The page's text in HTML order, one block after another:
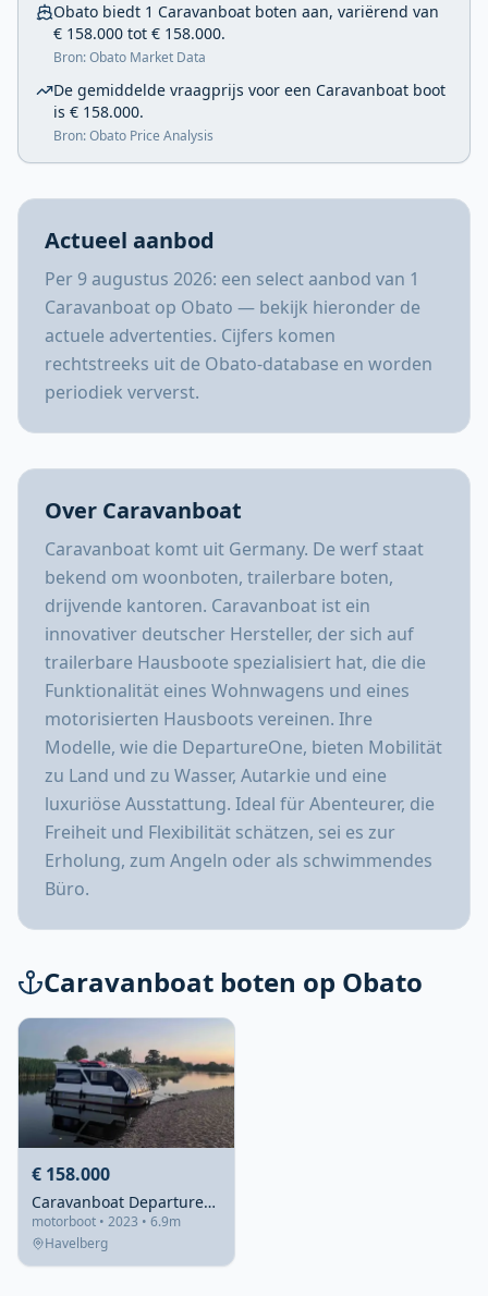
Obato biedt 1 Caravanboat boten aan, variërend van
€ 158.000 tot € 158.000.
Bron: Obato Market Data
De gemiddelde vraagprijs voor een Caravanboat boot
is € 158.000.
Bron: Obato Price Analysis
Actueel aanbod
Per 9 augustus 2026: een select aanbod van 1
Caravanboat op Obato — bekijk hieronder de
actuele advertenties. Cijfers komen
rechtstreeks uit de Obato-database en worden
periodiek ververst.
Over Caravanboat
Caravanboat komt uit Germany. De werf staat
bekend om woonboten, trailerbare boten,
drijvende kantoren. Caravanboat ist ein
innovativer deutscher Hersteller, der sich auf
trailerbare Hausboote spezialisiert hat, die die
Funktionalität eines Wohnwagens und eines
motorisierten Hausboots vereinen. Ihre
Modelle, wie die DepartureOne, bieten Mobilität
zu Land und zu Wasser, Autarkie und eine
luxuriöse Ausstattung. Ideal für Abenteurer, die
Freiheit und Flexibilität schätzen, sei es zur
Erholung, zum Angeln oder als schwimmendes
Büro.
Caravanboat boten op Obato
€ 158.000
Caravanboat DepartureOne M 2023 – trailerbaar woonschip
motorboot • 2023 • 6.9m
Havelberg